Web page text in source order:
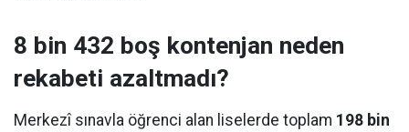
8 bin 432 boş kontenjan neden
rekabeti azaltmadı?
Merkezî sınavla öğrenci alan liselerde toplam 198 bin